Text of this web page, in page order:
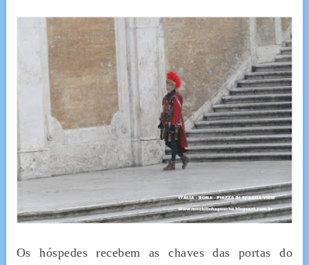
Os hóspedes recebem as chaves das portas do